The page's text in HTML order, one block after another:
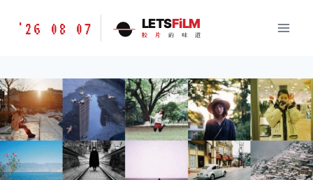
胶
味
道
LETSFILM
'26 08 07 LETSFiLM
胶 片 的 味 道